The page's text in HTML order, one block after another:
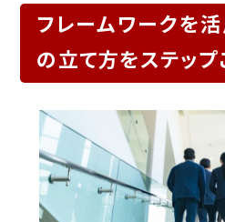
フレームワークを
の立て方をステップ